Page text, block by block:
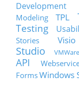
Development
Modeling
TPL
Testing
Stories
Visio
Studio
VMWare
API
FormsWindows